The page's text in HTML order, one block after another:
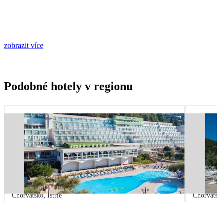
zobrazit více
Podobné hotely v regionu
Chorvatsko,Istrie